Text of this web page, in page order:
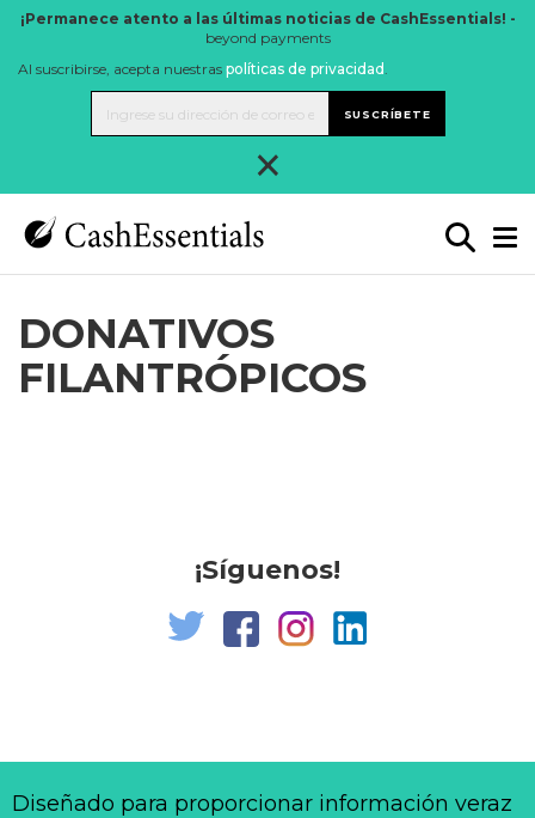
¡Permanece atento a las últimas noticias de CashEssentials! -
beyond payments
Al suscribirse, acepta nuestras políticas de privacidad .
SUSCRÍBETE
×
DONATIVOS
FILANTRÓPICOS
¡Síguenos!
Diseñado para proporcionar información veraz